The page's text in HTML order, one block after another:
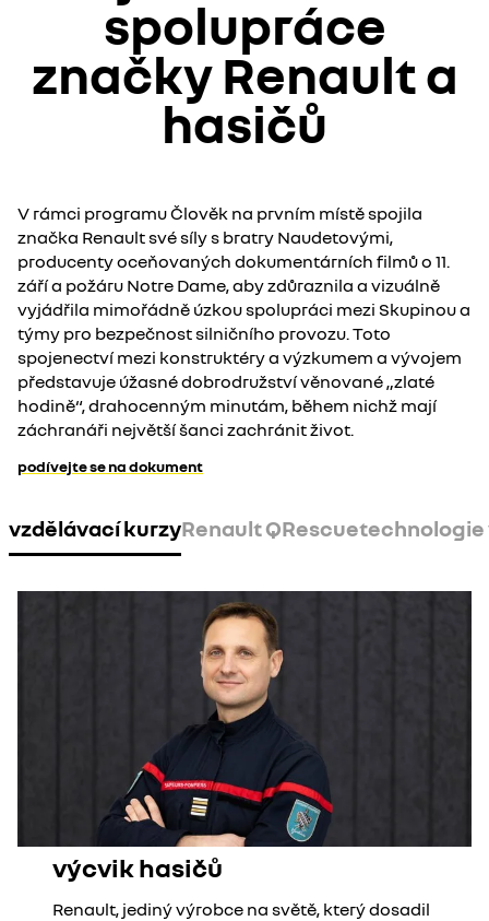
spolupráce
značkyRenault a
hasičů
V rámci programu Člověk na prvním místě spojila
značka Renault své síly s bratry Naudetovými,
producenty oceňovaných dokumentárních filmů o 11.
září a požáru Notre Dame, aby zdůraznila a vizuálně
vyjádřila mimořádně úzkou spolupráci mezi Skupinou a
týmy pro bezpečnost silničního provozu. Toto
spojenectví mezi konstruktéry a výzkumem a vývojem
představuje úžasné dobrodružství věnované „zlaté
hodině“, drahocenným minutám, během nichž mají
záchranáři největší šanci zachránit život.
podívejte se na dokument
vzdělávací kurzyRenault QRescuetechnologie
výcvik hasičů
Renault, jediný výrobce na světě, který dosadil